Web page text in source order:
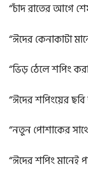
“চাঁদ রাতের আগে
“ঈদের কেনাকাটা
“ভিড় ঠেলে শপিং
“ঈদের শপিংয়ের
“নতুন পোশাকের
“ঈদের শপিং মানেই